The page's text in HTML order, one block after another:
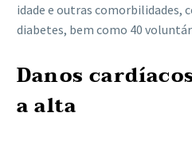
idade e outras comorbilidades,
diabetes, bem como 40
Danos
a alta